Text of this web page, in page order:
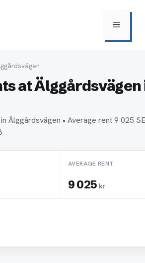
Meny
at Älggårdsvägen
Älggårdsvägen • Average rent 9 025
AVERAGE RENT
9 025 kr